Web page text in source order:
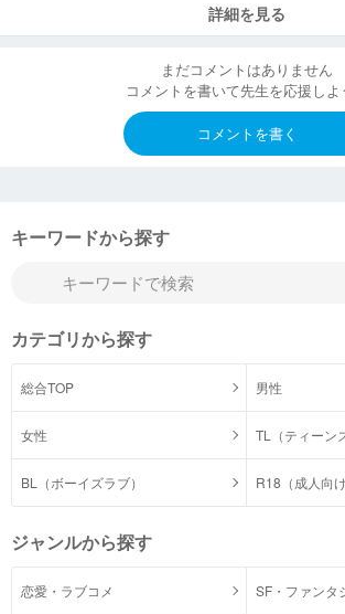
詳細を見る
まだコメントはありません
コメントを書いて先生を応援しよ
コメントを書く
キーワードから探す
カテゴリから探す
総合TOP 男性
女性 TL（ティーン
BL（ボーイズラブ） R18（成人向け
ジャンルから探す
恋愛・ラブコメ SF・ファンタ